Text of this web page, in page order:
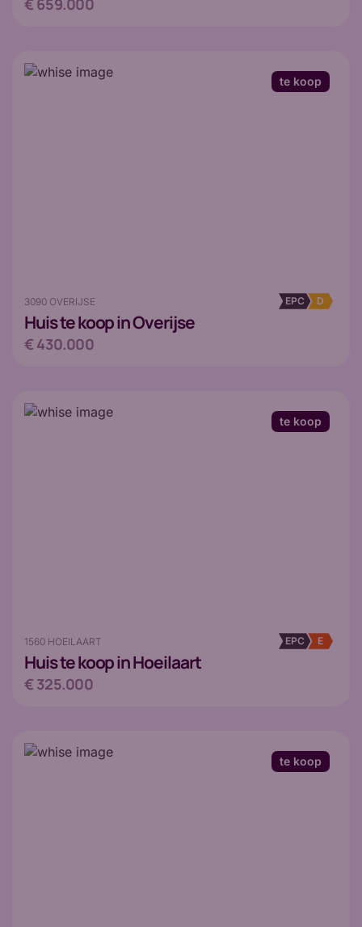
€ 659.000
3090 OVERIJSE
Huiste koop in Overijse
EPC D
€ 430.000
te koop
1560 HOEILAART
Huiste koop in Hoeilaart
EPC E
€ 325.000
te koop
te koop